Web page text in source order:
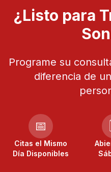
¿Listo para
Programe su
diferencia de
📅
Citas el Mismo
Día Disponibles